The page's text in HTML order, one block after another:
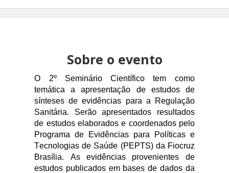
Sobre o evento
O 2º Seminário Científico tem como
temática a apresentação de estudos de
sínteses de evidências para a Regulação
Sanitária. Serão apresentados resultados
de estudos elaborados e coordenados pelo
Programa de Evidências para Políticas e
Tecnologias de Saúde (PEPTS) da Fiocruz
Brasília. As evidências provenientes de
estudos publicados em bases de dados da